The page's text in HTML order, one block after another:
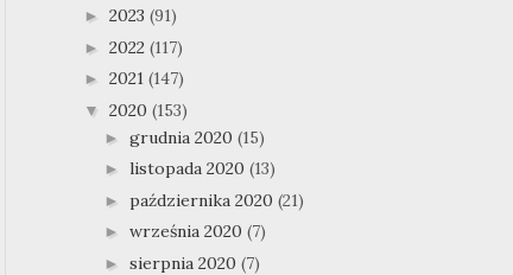
► 2023 (91)
► 2022 (117)
► 2021 (147)
▼ 2020 (153)
► grudnia 2020 (15)
► listopada 2020 (13)
► października 2020 (21)
► września 2020 (7)
► sierpnia 2020 (7)